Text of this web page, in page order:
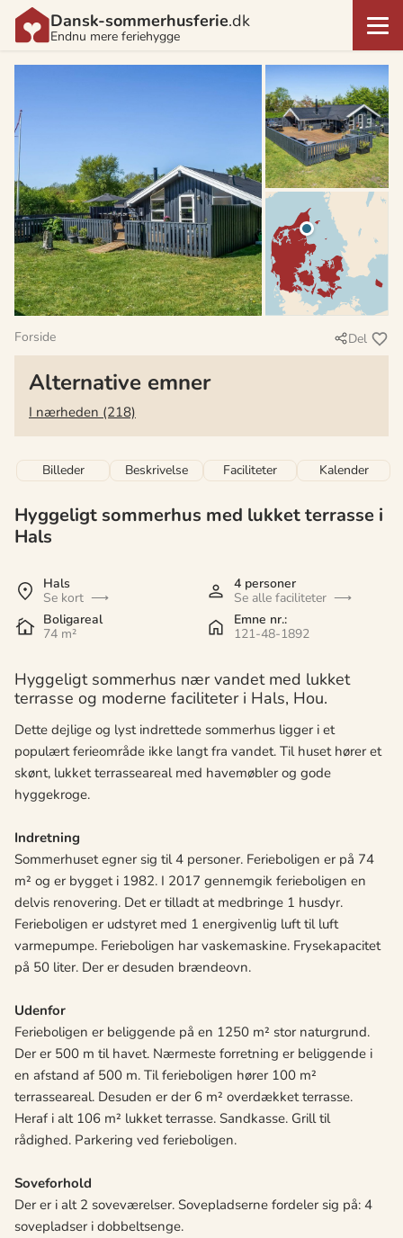
Dansk-sommerhusferie.dk
Endnu mere feriehygge
Forside Del
Alternative emner
I nærheden (218)
Billeder Beskrivelse Faciliteter Kalender
Hyggeligt sommerhus med lukket terrasse i
Hals
Hals
Se kort
4 personer
Se alle faciliteter
Boligareal
74 m²
Emne nr.:
121-48-1892
Hyggeligt sommerhus nær vandet med lukket
terrasse og moderne faciliteter i Hals, Hou.
Dette dejlige og lyst indrettede sommerhus ligger i et
populært ferieområde ikke langt fra vandet. Til huset hører et
skønt, lukket terrasseareal med havemøbler og gode
hyggekroge.
Indretning
Sommerhuset egner sig til 4 personer. Ferieboligen er på 74
m² og er bygget i 1982. I 2017 gennemgik ferieboligen en
delvis renovering. Det er tilladt at medbringe 1 husdyr.
Ferieboligen er udstyret med 1 energivenlig luft til luft
varmepumpe. Ferieboligen har vaskemaskine. Frysekapacitet
på 50 liter. Der er desuden brændeovn.
Udenfor
Ferieboligen er beliggende på en 1250 m² stor naturgrund.
Der er 500 m til havet. Nærmeste forretning er beliggende i
en afstand af 500 m. Til ferieboligen hører 100 m²
terrasseareal. Desuden er der 6 m² overdækket terrasse.
Heraf i alt 106 m² lukket terrasse. Sandkasse. Grill til
rådighed. Parkering ved ferieboligen.
Soveforhold
Der er i alt 2 soveværelser. Sovepladserne fordeler sig på: 4
sovepladser i dobbeltsenge.